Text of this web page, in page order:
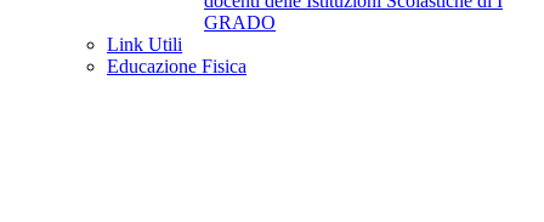
GRADO
Link Utili
Educazione Fisica